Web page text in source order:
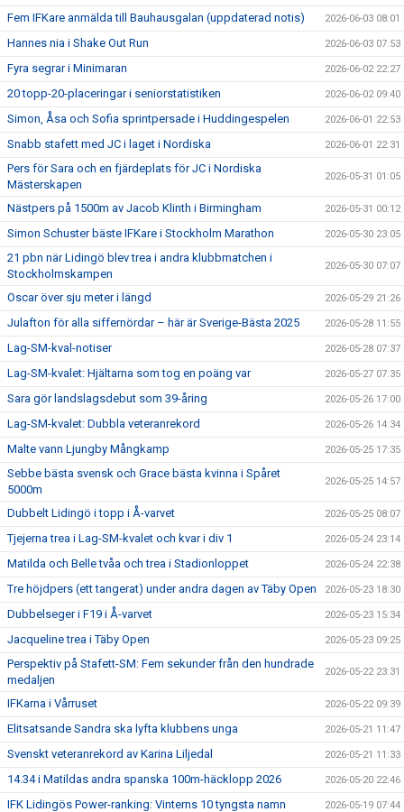
Fem IFKare anmälda till Bauhausgalan (uppdaterad notis) 2026-06-03 08:01
Hannes nia i Shake Out Run 2026-06-03 07:53
Fyra segrar i Minimaran 2026-06-02 22:27
20 topp-20-placeringar i seniorstatistiken 2026-06-02 09:40
Simon, Åsa och Sofia sprintpersade i Huddingespelen 2026-06-01 22:53
Snabb stafett med JC i laget i Nordiska 2026-06-01 22:31
Pers för Sara och en fjärdeplats för JC i Nordiska
Mästerskapen
2026-05-31 01:05
Nästpers på 1500m av Jacob Klinth i Birmingham 2026-05-31 00:12
Simon Schuster bäste IFKare i Stockholm Marathon 2026-05-30 23:05
21 pbn när Lidingö blev trea i andra klubbmatchen i
Stockholmskampen
2026-05-30 07:07
Oscar över sju meter i längd 2026-05-29 21:26
Julafton för alla siffernördar – här är Sverige-Bästa 2025 2026-05-28 11:55
Lag-SM-kval-notiser 2026-05-28 07:37
Lag-SM-kvalet: Hjältarna som tog en poäng var 2026-05-27 07:35
Sara gör landslagsdebut som 39-åring 2026-05-26 17:00
Lag-SM-kvalet: Dubbla veteranrekord 2026-05-26 14:34
Malte vann Ljungby Mångkamp 2026-05-25 17:35
Sebbe bästa svensk och Grace bästa kvinna i Spåret
5000m
2026-05-25 14:57
Dubbelt Lidingö i topp i Å-varvet 2026-05-25 08:07
Tjejerna trea i Lag-SM-kvalet och kvar i div 1 2026-05-24 23:14
Matilda och Belle tvåa och trea i Stadionloppet 2026-05-24 22:38
Tre höjdpers (ett tangerat) under andra dagen av Täby Open 2026-05-23 18:30
Dubbelseger i F19 i Å-varvet 2026-05-23 15:34
Jacqueline trea i Täby Open 2026-05-23 09:25
Perspektiv på Stafett-SM: Fem sekunder från den hundrade
medaljen
2026-05-22 23:31
IFKarna i Vårruset 2026-05-22 09:39
Elitsatsande Sandra ska lyfta klubbens unga 2026-05-21 11:47
Svenskt veteranrekord av Karina Liljedal 2026-05-21 11:33
14.34 i Matildas andra spanska 100m-häcklopp 2026 2026-05-20 22:46
IFK Lidingös Power-ranking: Vinterns 10 tyngsta namn 2026-05-19 07:44